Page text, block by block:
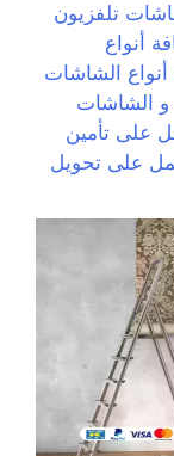
تلفزيون
أنواع
أنواع الشاشات
و الشاشات
على تأمين
على تحويل